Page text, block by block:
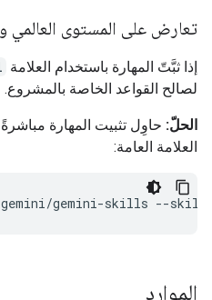
تعارض على المستوى العالمي
إذا ثبَّتّ المهارة باستخدام العلامة
لصالح القواعد الخاصة بالمشروع.
الحلّ: حاوِل تثبيت المهارة
العلامة العامة:
gemini/gemini-skills --skill
الموارد